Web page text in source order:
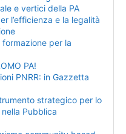
e vertici della PA
l’efficienza e la legalità
formazione per la
PA!
PNRR: in Gazzetta
strategico per lo
Pubblica